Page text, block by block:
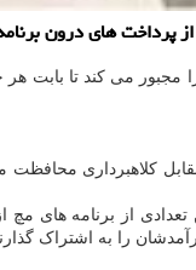
کلاهبرداری محافظت
تعدادی از برنامه های
را به اشتراک